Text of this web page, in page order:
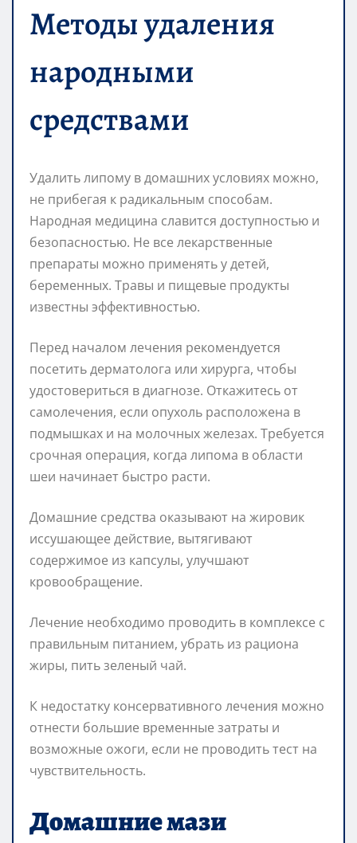
Методы удаления
народными
средствами
Удалить липому в домашних условиях можно,
не прибегая к радикальным способам.
Народная медицина славится доступностью и
безопасностью. Не все лекарственные
препараты можно применять у детей,
беременных. Травы и пищевые продукты
известны эффективностью.
Перед началом лечения рекомендуется
посетить дерматолога или хирурга, чтобы
удостовериться в диагнозе. Откажитесь от
самолечения, если опухоль расположена в
подмышках и на молочных железах. Требуется
срочная операция, когда липома в области
шеи начинает быстро расти.
Домашние средства оказывают на жировик
иссушающее действие, вытягивают
содержимое из капсулы, улучшают
кровообращение.
Лечение необходимо проводить в комплексе с
правильным питанием, убрать из рациона
жиры, пить зеленый чай.
К недостатку консервативного лечения можно
отнести большие временные затраты и
возможные ожоги, если не проводить тест на
чувствительность.
Домашние мази